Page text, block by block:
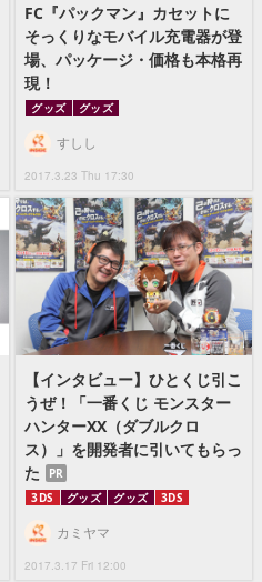
FC『パックマン』カセットに
そっくりなモバイル充電器が登
場、パッケージ・価格も本格再
現！
グッズ グッズ
2017.3.23 Thu 17:30
すしし
【インタビュー】ひとくじ引こ
うぜ！「一番くじ モンスター
ハンターXX（ダブルクロ
ス）」を開発者に引いてもらっ
た
PR
3DS
グッズ グッズ 3DS
2017.3.17 Fri 12:00
カミヤマ